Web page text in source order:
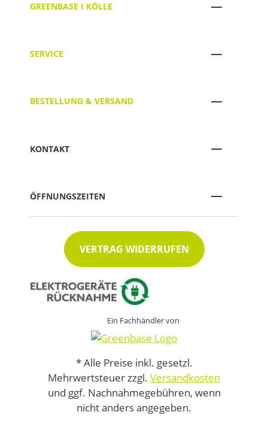
GREENBASE I KÖLLE
SERVICE
BESTELLUNG & VERSAND
KONTAKT
ÖFFNUNGSZEITEN
VERTRAG WIDERRUFEN
Ein Fachhändler von
* Alle Preise inkl. gesetzl.
Mehrwertsteuer zzgl. Versandkosten
und ggf. Nachnahmegebühren, wenn
nicht anders angegeben.